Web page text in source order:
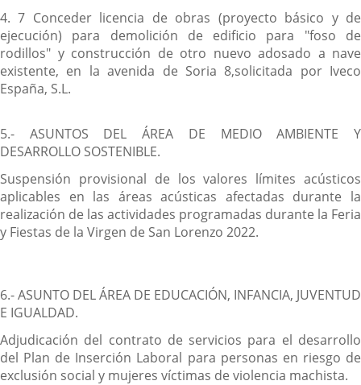
4. 7 Conceder licencia de obras (proyecto básico y de
ejecución) para demolición de edificio para "foso de
rodillos" y construcción de otro nuevo adosado a nave
existente, en la avenida de Soria 8,solicitada por Iveco
España, S.L.
5.- ASUNTOS DEL ÁREA DE MEDIO AMBIENTE Y
DESARROLLO SOSTENIBLE.
Suspensión provisional de los valores límites acústicos
aplicables en las áreas acústicas afectadas durante la
realización de las actividades programadas durante la Feria
y Fiestas de la Virgen de San Lorenzo 2022.
6.- ASUNTO DEL ÁREA DE EDUCACIÓN, INFANCIA, JUVENTUD
E IGUALDAD.
Adjudicación del contrato de servicios para el desarrollo
del Plan de Inserción Laboral para personas en riesgo de
exclusión social y mujeres víctimas de violencia machista.